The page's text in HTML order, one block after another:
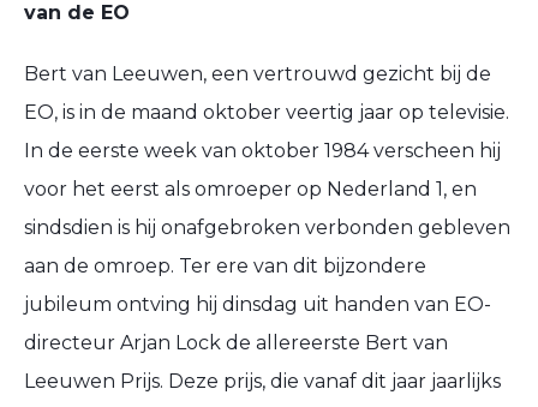
van de EO
Bert van Leeuwen, een vertrouwd gezicht bij de
EO, is in de maand oktober veertig jaar op televisie.
In de eerste week van oktober 1984 verscheen hij
voor het eerst als omroeper op Nederland 1, en
sindsdien is hij onafgebroken verbonden gebleven
aan de omroep. Ter ere van dit bijzondere
jubileum ontving hij dinsdag uit handen van EO-
directeur Arjan Lock de allereerste Bert van
Leeuwen Prijs. Deze prijs, die vanaf dit jaar jaarlijks